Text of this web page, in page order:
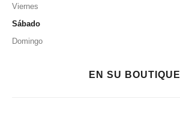
Viernes
Sábado
Domingo
EN SU BOUTIQUE